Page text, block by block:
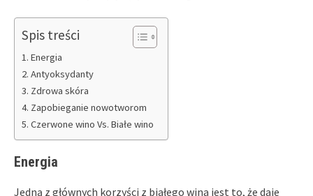
Spis treści
Energia
Antyoksydanty
Zdrowa skóra
Zapobieganie nowotworom
Czerwone wino Vs. Białe wino
Energia
Jedną z głównych korzyści z białego wina jest to, że daje